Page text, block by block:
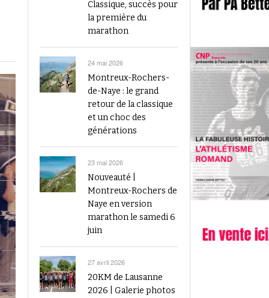
Finale du Visana Sprint ce dimanche à Berne
avec Mujinga Kambundji et plein de surprises
19 septembre 2024
Voir tout
Classique, succès pour
la première du
marathon
24 mai 2026
Montreux-Rochers-
de-Naye : le grand
retour de la classique
et un choc des
générations
23 mai 2026
Nouveauté |
Montreux-Rochers de
Naye en version
marathon le samedi 6
juin
27 avril 2026
20KM de Lausanne
2026 | Galerie photos